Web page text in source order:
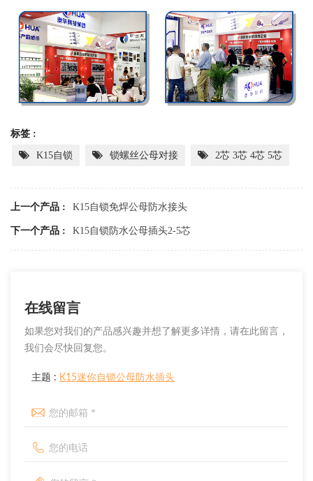
标签 :
K15自锁 锁螺丝公母对接 2芯 3芯 4芯 5芯
上一个产品 : K15自锁免焊公母防水接头
下一个产品 : K15自锁防水公母插头2-5芯
在线留言
如果您对我们的产品感兴趣并想了解更多详情，请在此留言，
我们会尽快回复您。
主题 : K15迷你自锁公母防水插头